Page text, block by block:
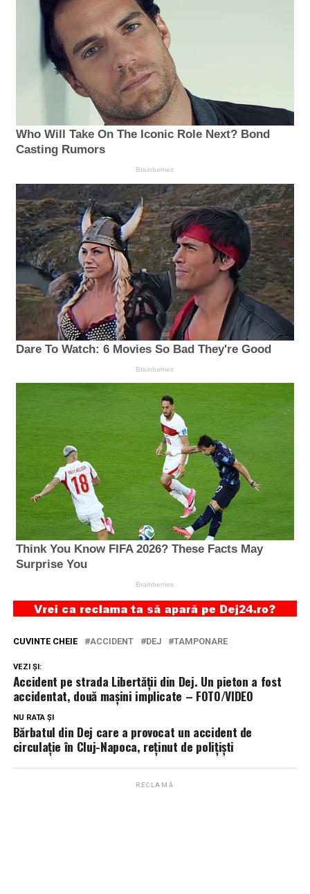
CUVINTE CHEIE ACCIDENT DEJ TAMPONARE
VEZI ȘI:
Accident pe strada Libertății din Dej. Un pieton a fost
accidentat, două mașini implicate – FOTO/VIDEO
NU RATA ȘI
Bărbatul din Dej care a provocat un accident de
circulație în Cluj-Napoca, reținut de polițiști
RECLAMĂ